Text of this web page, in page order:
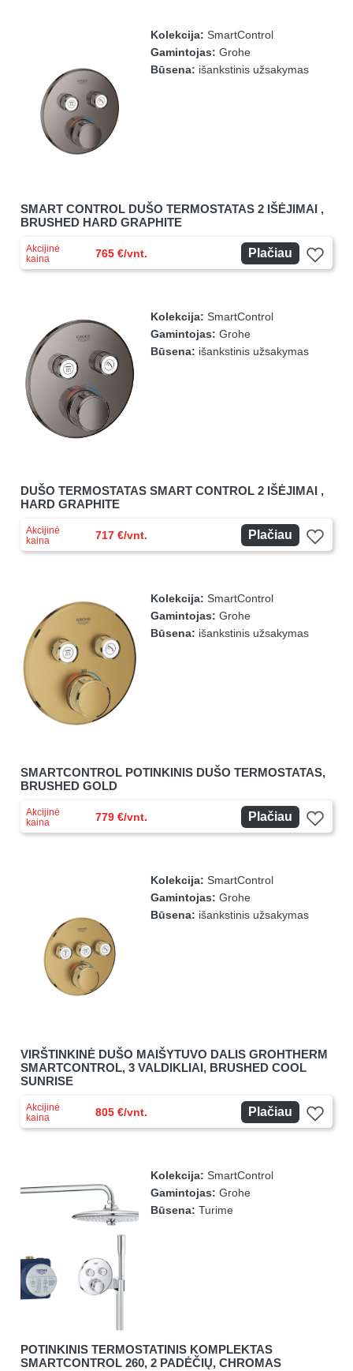
Kolekcija: SmartControl
Gamintojas: Grohe
Būsena: išankstinis užsakymas
SMART CONTROL DUŠO TERMOSTATAS 2 IŠĖJIMAI ,
BRUSHED HARD GRAPHITE
Akcijinė
kaina
765 €/vnt. Plačiau
Kolekcija: SmartControl
Gamintojas: Grohe
Būsena: išankstinis užsakymas
DUŠO TERMOSTATAS SMART CONTROL 2 IŠĖJIMAI ,
HARD GRAPHITE
Akcijinė
kaina
717 €/vnt. Plačiau
Kolekcija: SmartControl
Gamintojas: Grohe
Būsena: išankstinis užsakymas
SMARTCONTROL POTINKINIS DUŠO TERMOSTATAS,
BRUSHED GOLD
Akcijinė
kaina
779 €/vnt. Plačiau
Kolekcija: SmartControl
Gamintojas: Grohe
Būsena: išankstinis užsakymas
VIRŠTINKINĖ DUŠO MAIŠYTUVO DALIS GROHTHERM
SMARTCONTROL, 3 VALDIKLIAI, BRUSHED COOL
SUNRISE
Akcijinė
kaina
805 €/vnt. Plačiau
Kolekcija: SmartControl
Gamintojas: Grohe
Būsena: Turime
POTINKINIS TERMOSTATINIS KOMPLEKTAS
SMARTCONTROL 260, 2 PADĖČIŲ, CHROMAS